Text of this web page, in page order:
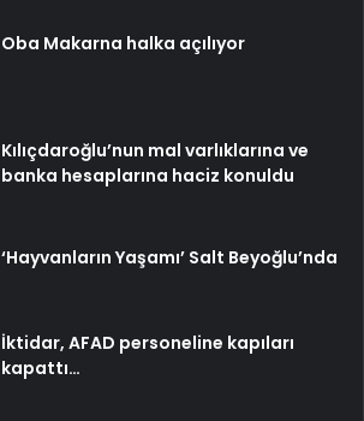
Oba Makarna halka açılıyor
Kılıçdaroğlu’nun mal varlıklarına ve
banka hesaplarına haciz konuldu
‘Hayvanların Yaşamı’ Salt Beyoğlu’nda
İktidar, AFAD personeline kapıları
kapattı…